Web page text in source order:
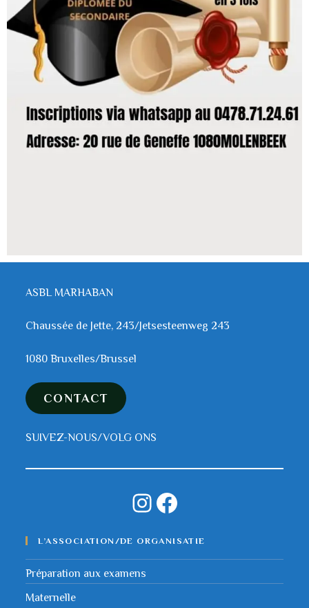
ASBL MARHABAN
Chaussée de Jette, 243/Jetsesteenweg 243
1080 Bruxelles/Brussel
CONTACT
SUIVEZ-NOUS/VOLG ONS
L’ASSOCIATION/DE ORGANISATIE
Préparation aux examens
Maternelle